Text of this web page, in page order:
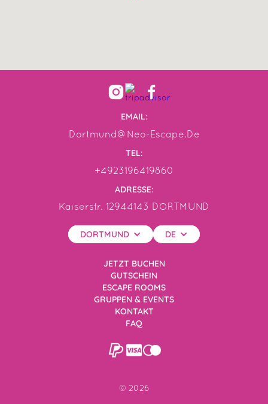
EMAIL:
Dortmund@neo-Escape.de
TEL:
+4923196419860
ADRESSE:
Kaiserstr. 12944143 DORTMUND
DORTMUND DE
JETZT BUCHEN
GUTSCHEIN
ESCAPE ROOMS
GRUPPEN & EVENTS
KONTAKT
FAQ
© 2026